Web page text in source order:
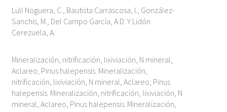
Lull Noguera, C., Bautista Carrascosa, I., González-
Sanchis, M., Del Campo García, A.D. Y Lidón
Cerezuela, A.
Mineralización, nitrificación, lixiviación, N mineral,
Aclareo, Pinus halepensis. Mineralización,
nitrificación, lixiviación, N mineral, Aclareo, Pinus
halepensis. Mineralización, nitrificación, lixiviación, N
mineral, Aclareo, Pinus halepensis. Mineralización,